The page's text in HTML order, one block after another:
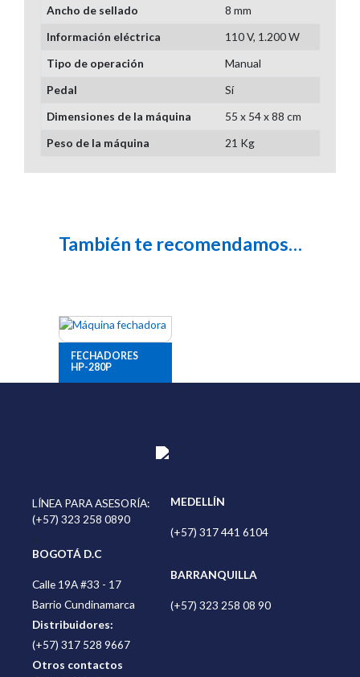
Ancho de sellado
8 mm
Información eléctrica
110 V, 1.200 W
Tipo de operación
Manual
Pedal
Sí
Dimensiones de la máquina
55 x 54 x 88 cm
Peso de la máquina
21 Kg
También te recomendamos…
FECHADORES
HP-280P
LÍNEA PARA ASESORÍA:
(+57) 323 258 0890
>
BOGOTÁ D.C
Calle 19A #33 - 17
Barrio Cundinamarca
Distribuidores:
(+57) 317 528 9667
Otros contactos
MEDELLÍN
(+57) 317 441 6104
BARRANQUILLA
(+57) 323 258 08 90